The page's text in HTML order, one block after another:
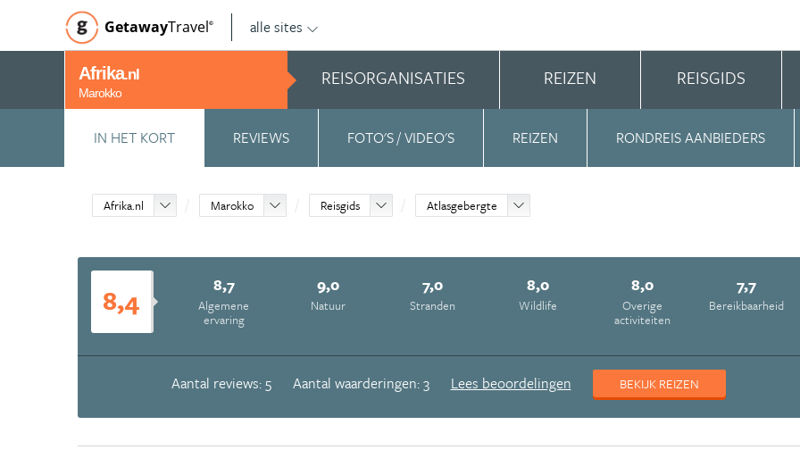
GetawayTravel© alle sites
Afrika.nl
Marokko
REISORGANISATIES REIZEN REISGIDS
IN HET KORT REVIEWS FOTO'S / VIDEO'S REIZEN RONDREIS AANBIEDERS
Afrika.nl Marokko Reisgids Atlasgebergte
8,4 8,7
Algemene
ervaring
9,0
Natuur
7,0
Stranden
8,0
Wildlife
8,0
Overige
activiteiten
7,7
Bereikbaarheid
Aantal reviews: 5 Aantal waarderingen: 3 Lees beoordelingen BEKIJK REIZEN